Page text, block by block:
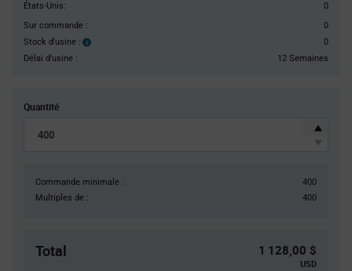
États-Unis:
0
Sur commande :
0
Stock d'usine :
Stock
0
Délai d'usine :
12 Semaines
Quantité
Commande minimale :
400
Multiples de :
400
Total 1 128,00 $
USD